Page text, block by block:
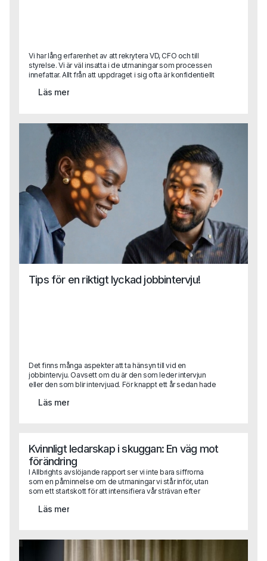
Vi har lång erfarenhet av att rekrytera VD, CFO och till
styrelse. Vi är väl insatta i de utmaningar som processen
innefattar. Allt från att uppdraget i sig ofta är konfidentiellt
redan sitter på en bra position. Dessutom vet vi att det
plötsligt uppstått ett behov av en specialistkompetens?
Hör av dig till oss!
Läs mer
Tips för en riktigt lyckad jobbintervju!
Det finns många aspekter att ta hänsyn till vid en
jobbintervju. Oavsett om du är den som leder intervjun
eller den som blir intervjuad. För knappt ett år sedan hade
digitalt. Men det gör vi. Och aspekterna att ta hänsyn till har
Läs mer
Kvinnligt ledarskap i skuggan: En väg mot
förändring
I Allbrights avslöjande rapport ser vi inte bara siffrorna
som en påminnelse om de utmaningar vi står inför, utan
som ett startskott för att intensifiera vår strävan efter
att omsätta rapportens insikter i praktisk handling.
Läs mer